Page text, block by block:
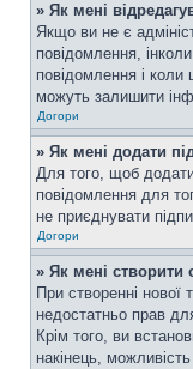
» Як мені
Якщо ви не є
повідомлення,
повідомлення і
можуть залишити
Догори
» Як мені додати
Для того, щоб
повідомлення для
не приєднувати
Догори
» Як мені створити
При створенні
недостатньо прав
Крім того, ви
накінець,